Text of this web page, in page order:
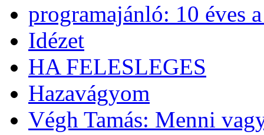
programajánló: 10 éves
Idézet
HA FELESLEGES
Hazavágyom
Végh Tamás: Menni